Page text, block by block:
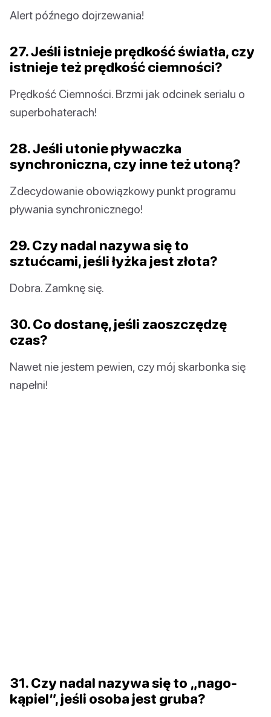
Alert późnego dojrzewania!
27. Jeśli istnieje prędkość światła, czy
istnieje też prędkość ciemności?
Prędkość Ciemności. Brzmi jak odcinek serialu o
superbohaterach!
28. Jeśli utonie pływaczka
synchroniczna, czy inne też utoną?
Zdecydowanie obowiązkowy punkt programu
pływania synchronicznego!
29. Czy nadal nazywa się to
sztućcami, jeśli łyżka jest złota?
Dobra. Zamknę się.
30. Co dostanę, jeśli zaoszczędzę
czas?
Nawet nie jestem pewien, czy mój skarbonka się
napełni!
31. Czy nadal nazywa się to „nago-
kąpiel”, jeśli osoba jest gruba?